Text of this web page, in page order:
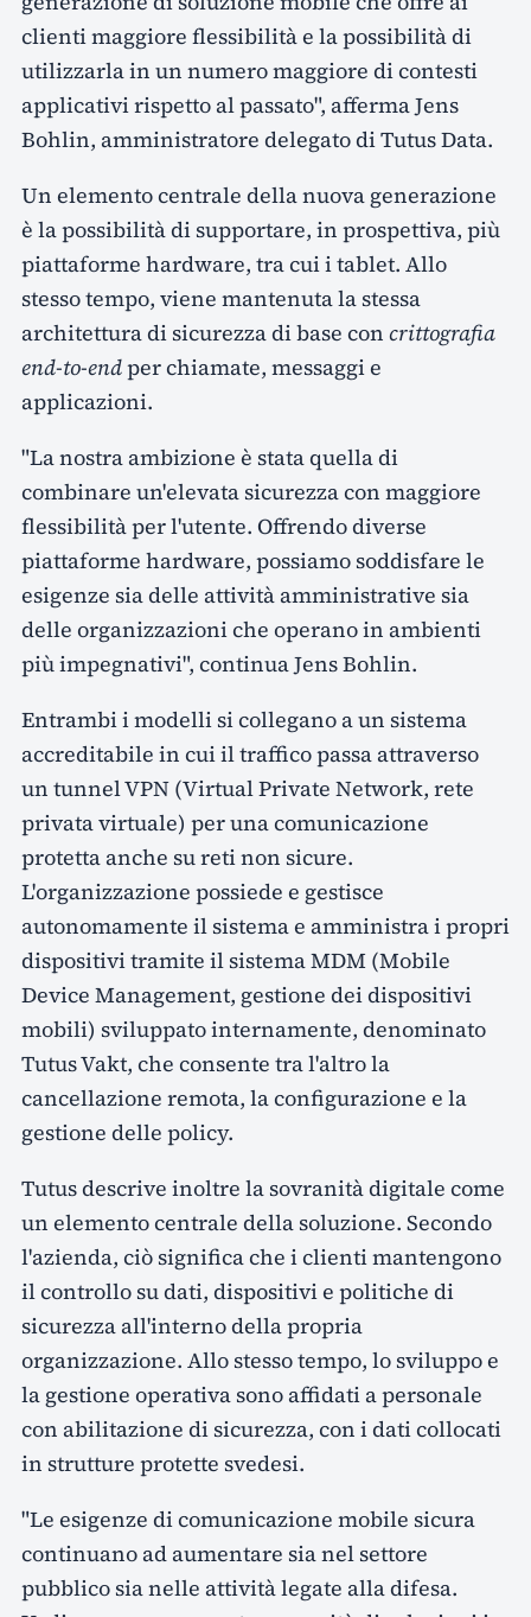
clienti maggiore flessibilità e la possibilità di
utilizzarla in un numero maggiore di contesti
applicativi rispetto al passato", afferma Jens
Bohlin, amministratore delegato di Tutus Data.
Un elemento centrale della nuova generazione
è la possibilità di supportare, in prospettiva, più
piattaforme hardware, tra cui i tablet. Allo
stesso tempo, viene mantenuta la stessa
architettura di sicurezza di base con crittografia
end-to-endper chiamate, messaggi e
applicazioni.
"La nostra ambizione è stata quella di
combinare un'elevata sicurezza con maggiore
flessibilità per l'utente. Offrendo diverse
piattaforme hardware, possiamo soddisfare le
esigenze sia delle attività amministrative sia
delle organizzazioni che operano in ambienti
più impegnativi", continua Jens Bohlin.
Entrambi i modelli si collegano a un sistema
accreditabile in cui il traffico passa attraverso
un tunnel VPN (Virtual Private Network, rete
privata virtuale) per una comunicazione
protetta anche su reti non sicure.
L'organizzazione possiede e gestisce
autonomamente il sistema e amministra i propri
dispositivi tramite il sistema MDM (Mobile
Device Management, gestione dei dispositivi
mobili) sviluppato internamente, denominato
Tutus Vakt, che consente tra l'altro la
cancellazione remota, la configurazione e la
gestione delle policy.
Tutus descrive inoltre la sovranità digitale come
un elemento centrale della soluzione. Secondo
l'azienda, ciò significa che i clienti mantengono
il controllo su dati, dispositivi e politiche di
sicurezza all'interno della propria
organizzazione. Allo stesso tempo, lo sviluppo e
la gestione operativa sono affidati a personale
con abilitazione di sicurezza, con i dati collocati
in strutture protette svedesi.
"Le esigenze di comunicazione mobile sicura
continuano ad aumentare sia nel settore
pubblico sia nelle attività legate alla difesa.